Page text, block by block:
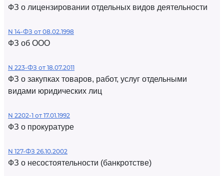
ФЗ о лицензировании отдельных видов деятельности
N 14-ФЗ от 08.02.1998
ФЗ об ООО
N 223-ФЗ от 18.07.2011
ФЗ о закупках товаров, работ, услуг отдельными
видами юридических лиц
N 2202-1 от 17.01.1992
ФЗ о прокуратуре
N 127-ФЗ 26.10.2002
ФЗ о несостоятельности (банкротстве)